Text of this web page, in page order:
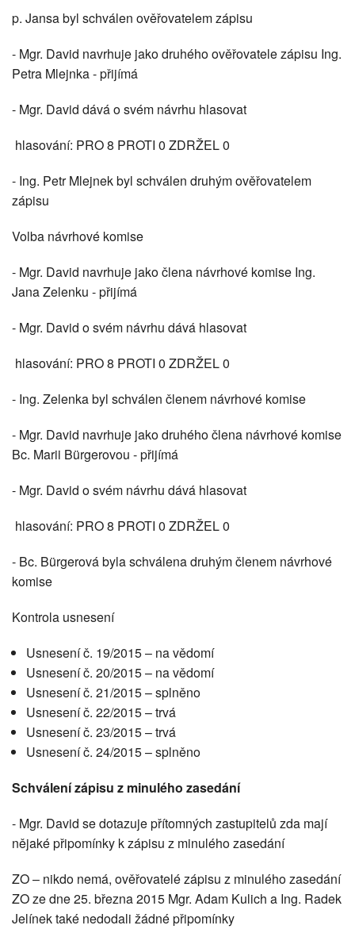
p. Jansa byl schválen ověřovatelem zápisu
- Mgr. David navrhuje jako druhého ověřovatele zápisu Ing.
Petra Mlejnka - přijímá
- Mgr. David dává o svém návrhu hlasovat
hlasování: PRO 8 PROTI 0 ZDRŽEL 0
- Ing. Petr Mlejnek byl schválen druhým ověřovatelem
zápisu
Volba návrhové komise
- Mgr. David navrhuje jako člena návrhové komise Ing.
Jana Zelenku - přijímá
- Mgr. David o svém návrhu dává hlasovat
hlasování: PRO 8 PROTI 0 ZDRŽEL 0
- Ing. Zelenka byl schválen členem návrhové komise
- Mgr. David navrhuje jako druhého člena návrhové komise
Bc. Marii Bürgerovou - přijímá
- Mgr. David o svém návrhu dává hlasovat
hlasování: PRO 8 PROTI 0 ZDRŽEL 0
- Bc. Bürgerová byla schválena druhým členem návrhové
komise
Kontrola usnesení
Usnesení č. 19/2015 – na vědomí
Usnesení č. 20/2015 – na vědomí
Usnesení č. 21/2015 – splněno
Usnesení č. 22/2015 – trvá
Usnesení č. 23/2015 – trvá
Usnesení č. 24/2015 – splněno
Schválení zápisu z minulého zasedání
- Mgr. David se dotazuje přítomných zastupitelů zda mají
nějaké připomínky k zápisu z minulého zasedání
ZO – nikdo nemá, ověřovatelé zápisu z minulého zasedání
ZO ze dne 25. března 2015 Mgr. Adam Kulich a Ing. Radek
Jelínek také nedodali žádné připomínky